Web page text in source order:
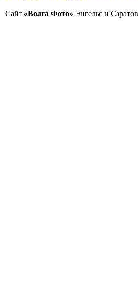
Сайт «Волга Фото» Энгельс и Саратов